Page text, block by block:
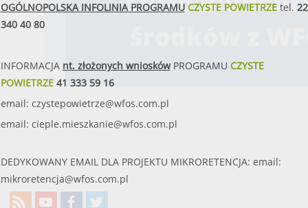
OGÓLNOPOLSKA INFOLINIA PROGRAMUCZYSTE POWIETRZEtel. 22
340 40 80
INFORMACJA nt. złożonych wnioskówPROGRAMU CZYSTE
POWIETRZE41 333 59 16
email: czystepowietrze@wfos.com.pl
email: cieple.mieszkanie@wfos.com.pl
DEDYKOWANY EMAIL DLA PROJEKTU MIKRORETENCJA: email:
mikroretencja@wfos.com.pl